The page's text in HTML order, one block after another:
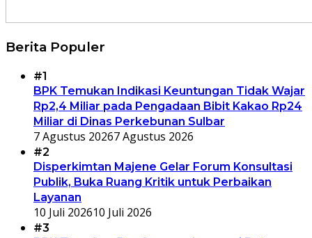
Berita Populer
#1
BPK Temukan Indikasi Keuntungan Tidak Wajar
Rp2,4 Miliar pada Pengadaan Bibit Kakao Rp24
Miliar di Dinas Perkebunan Sulbar
7 Agustus 20267 Agustus 2026
#2
Disperkimtan Majene Gelar Forum Konsultasi
Publik, Buka Ruang Kritik untuk Perbaikan
Layanan
10 Juli 202610 Juli 2026
#3